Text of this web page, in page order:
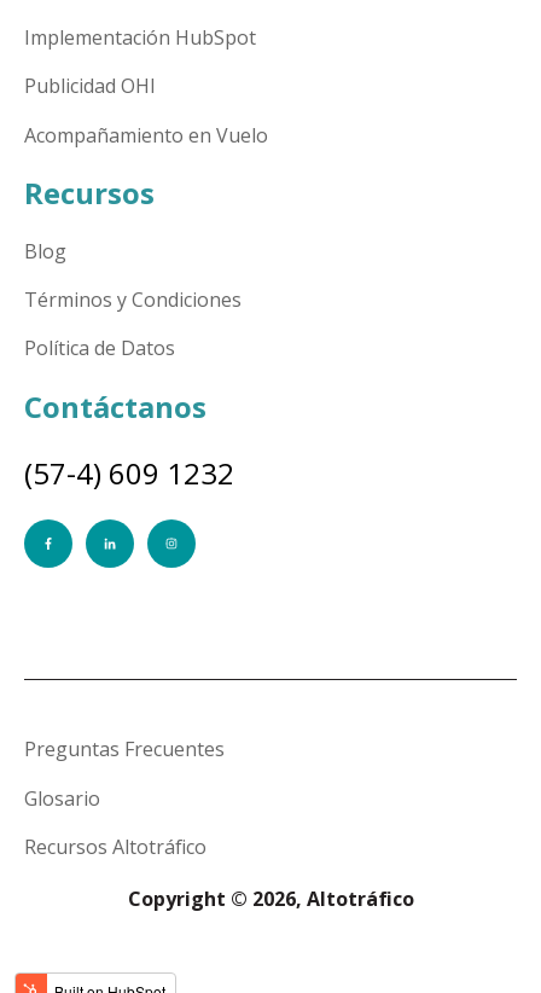
Implementación HubSpot
Publicidad OHI
Acompañamiento en Vuelo
Recursos
Blog
Términos y Condiciones
Política de Datos
Contáctanos
(57-4) 609 1232
Preguntas Frecuentes
Glosario
Recursos Altotráfico
Copyright © 2026, Altotráfico